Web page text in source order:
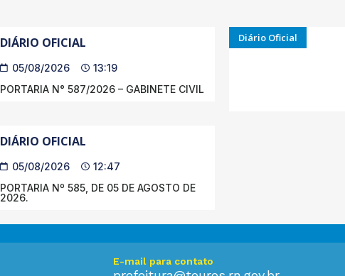
DIÁRIO OFICIAL
05/08/2026
13:19
PORTARIA N° 587/2026 – GABINETE CIVIL
Diário Oficial
DIÁRIO OFICIAL
05/08/2026
12:47
PORTARIA Nº 585, DE 05 DE AGOSTO DE
2026.
E-mail para contato